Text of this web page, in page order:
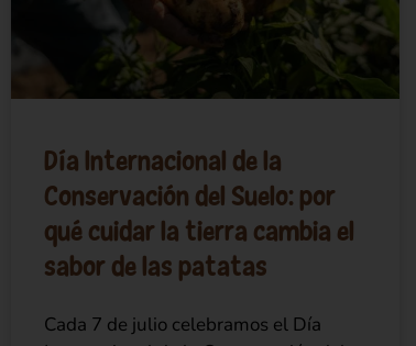
Día Internacional de la
Conservación del Suelo: por
qué cuidar la tierra cambia el
sabor de las patatas
Cada 7 de julio celebramos el Día